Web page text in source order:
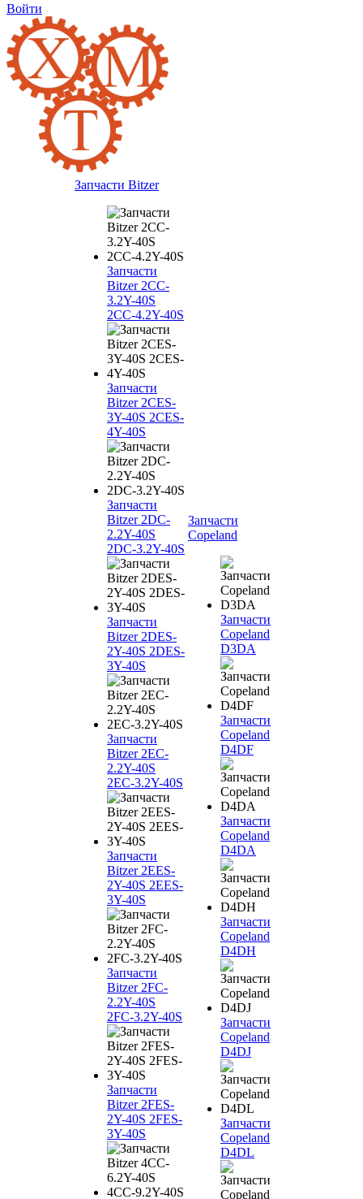
Войти
Запчасти Bitzer
Запчасти
Bitzer 2CC-
3.2Y-40S
2CC-4.2Y-40S
Запчасти
Bitzer 2CES-
3Y-40S 2CES-
4Y-40S
Запчасти
Bitzer 2DC-
2.2Y-40S
2DC-3.2Y-40S
Запчасти
Bitzer 2DES-
2Y-40S 2DES-
3Y-40S
Запчасти
Bitzer 2EC-
2.2Y-40S
2EC-3.2Y-40S
Запчасти
Bitzer 2EES-
2Y-40S 2EES-
3Y-40S
Запчасти
Bitzer 2FC-
2.2Y-40S
2FC-3.2Y-40S
Запчасти
Bitzer 2FES-
2Y-40S 2FES-
3Y-40S
Запчасти
Copeland
Запчасти
Copeland
D3DA
Запчасти
Copeland
D4DF
Запчасти
Copeland
D4DA
Запчасти
Copeland
D4DH
Запчасти
Copeland
D4DJ
Запчасти
Copeland
D4DL